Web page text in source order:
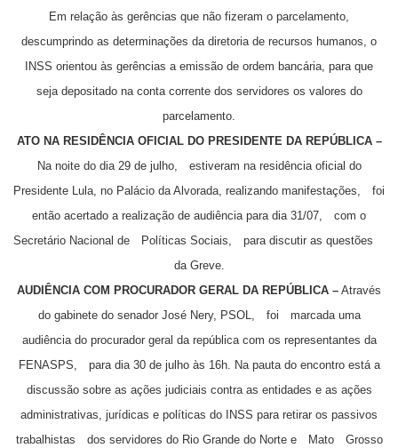
Em relação às gerências que não fizeram o parcelamento,
descumprindo as determinações da diretoria de recursos humanos, o
INSS orientou às gerências a emissão de ordem bancária, para que
seja depositado na conta corrente dos servidores os valores do
parcelamento.
ATO NA RESIDÊNCIA OFICIAL DO PRESIDENTE DA REPÚBLICA –
Na noite do dia 29 de julho, estiveram na residência oficial do
Presidente Lula, no Palácio da Alvorada, realizando manifestações, foi
então acertado a realização de audiência para dia 31/07, com o
Secretário Nacional de Políticas Sociais, para discutir as questões
da Greve.
AUDIÊNCIA COM PROCURADOR GERAL DA REPÚBLICA – Através
do gabinete do senador José Nery, PSOL, foi marcada uma
audiência do procurador geral da república com os representantes da
FENASPS, para dia 30 de julho às 16h. Na pauta do encontro está a
discussão sobre as ações judiciais contra as entidades e as ações
administrativas, jurídicas e políticas do INSS para retirar os passivos
trabalhistas dos servidores do Rio Grande do Norte e Mato Grosso